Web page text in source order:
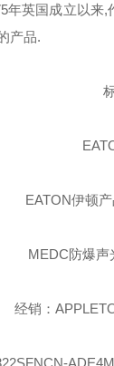
年英国成立以来,
产品.
EATON伊顿
MEDC防爆声
经销：